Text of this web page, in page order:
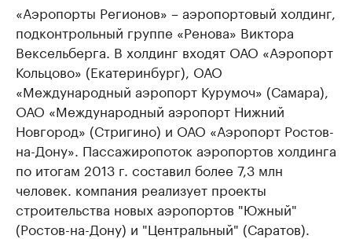
«Аэропорты Регионов» – аэропортовый холдинг,
подконтрольный группе «Ренова» Виктора
Вексельберга. В холдинг входят ОАО «Аэропорт
Кольцово» (Екатеринбург), ОАО
«Международный аэропорт Курумоч» (Самара),
ОАО «Международный аэропорт Нижний
Новгород» (Стригино) и ОАО «Аэропорт Ростов-
на-Дону». Пассажиропоток аэропортов холдинга
по итогам 2013 г. составил более 7,3 млн
человек. компания реализует проекты
строительства новых аэропортов "Южный"
(Ростов-на-Дону) и "Центральный" (Саратов).